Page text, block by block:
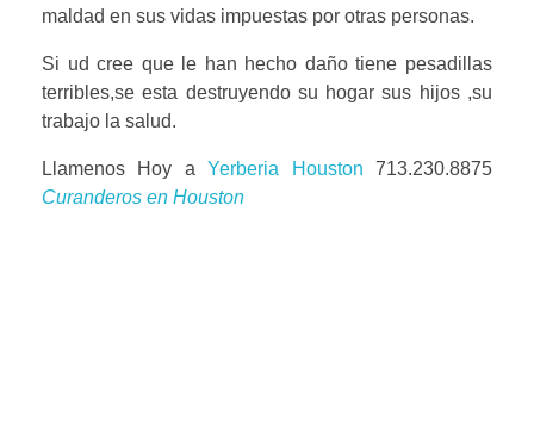
maldad en sus vidas impuestas por otras personas.
Si ud cree que le han hecho daño tiene pesadillas
terribles,se esta destruyendo su hogar sus hijos ,su
trabajo la salud.
Llamenos Hoy aYerberia Houston 713.230.8875
Curanderos en Houston